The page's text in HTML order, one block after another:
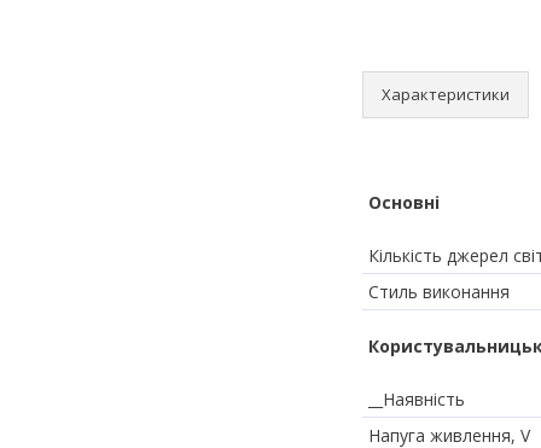
Характеристики
Основні
Кількість джерел
Стиль виконання
__Наявність
Напуга живлення, V